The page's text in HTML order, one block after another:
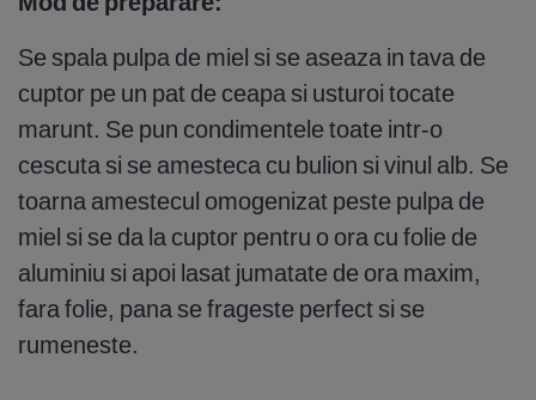
Se spala pulpa de miel si se aseaza in tava de
cuptor pe un pat de ceapa si usturoi tocate
marunt. Se pun condimentele toate intr-o
cescuta si se amesteca cu bulion si vinul alb. Se
toarna amestecul omogenizat peste pulpa de
miel si se da la cuptor pentru o ora cu folie de
aluminiu si apoi lasat jumatate de ora maxim,
fara folie, pana se frageste perfect si se
rumeneste.